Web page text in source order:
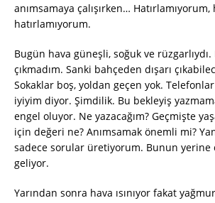
anımsamaya çalışırken…
hatırlamıyorum.
Bugün hava güneşli, soğuk ve rüzgarlıydı.
çıkmadım. Sanki bahçeden dışarı
Sokaklar boş, yoldan geçen yok.
iyiyim diyor. Şimdilik. Bu bekleyiş
engel oluyor. Ne yazacağım? Geçmişte
için değeri ne? Anımsamak önemli mi?
sadece sorular üretiyorum. Bunun yerine
geliyor.
Yarından sonra hava ısınıyor fakat